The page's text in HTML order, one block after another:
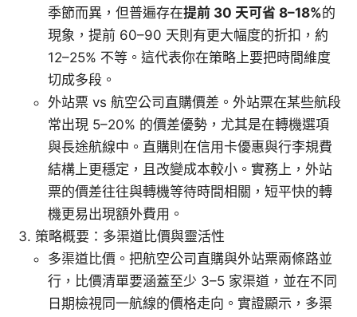
季節而異，但普遍存在提前 30 天可省 8–18%的
現象，提前 60–90 天則有更大幅度的折扣，約
12–25% 不等。這代表你在策略上要把時間維度
切成多段。
外站票 vs 航空公司直購價差。外站票在某些航段
常出現 5–20% 的價差優勢，尤其是在轉機選項
與長途航線中。直購則在信用卡優惠與行李規費
結構上更穩定，且改變成本較小。實務上，外站
票的價差往往與轉機等待時間相關，短平快的轉
機更易出現額外費用。
策略概要：多渠道比價與靈活性
多渠道比價。把航空公司直購與外站票兩條路並
行，比價清單要涵蓋至少 3–5 家渠道，並在不同
日期檢視同一航線的價格走向。實證顯示，多渠